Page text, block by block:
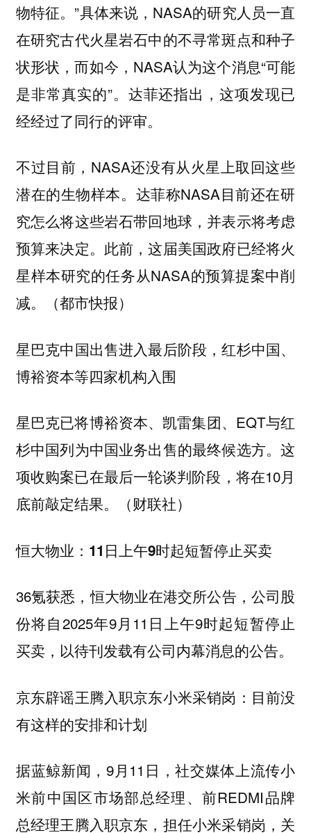
物特征。”具体来说，NASA的研究人员一直
在研究古代火星岩石中的不寻常斑点和种子
状形状，而如今，NASA认为这个消息“可能
是非常真实的”。达菲还指出，这项发现已
经经过了同行的评审。
不过目前，NASA还没有从火星上取回这些
潜在的生物样本。达菲称NASA目前还在研
究怎么将这些岩石带回地球，并表示将考虑
预算来决定。此前，这届美国政府已经将火
星样本研究的任务从NASA的预算提案中削
减。（都市快报）
星巴克中国出售进入最后阶段，红杉中国、
博裕资本等四家机构入围
星巴克已将博裕资本、凯雷集团、EQT与红
杉中国列为中国业务出售的最终候选方。这
项收购案已在最后一轮谈判阶段，将在10月
底前敲定结果。（财联社）
恒大物业：11日上午9时起短暂停止买卖
36氪获悉，恒大物业在港交所公告，公司股
份将自2025年9月11日上午9时起短暂停止
买卖，以待刊发载有公司内幕消息的公告。
京东辟谣王腾入职京东小米采销岗：目前没
有这样的安排和计划
据蓝鲸新闻，9月11日，社交媒体上流传小
米前中国区市场部总经理、前REDMI品牌
总经理王腾入职京东，担任小米采销岗，关